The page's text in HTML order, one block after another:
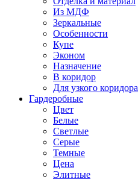
Из МДФ
Зеркальные
Особенности
Купе
Эконом
Назначение
В коридор
Для узкого коридора
Гардеробные
Цвет
Белые
Светлые
Серые
Темные
Цена
Элитные